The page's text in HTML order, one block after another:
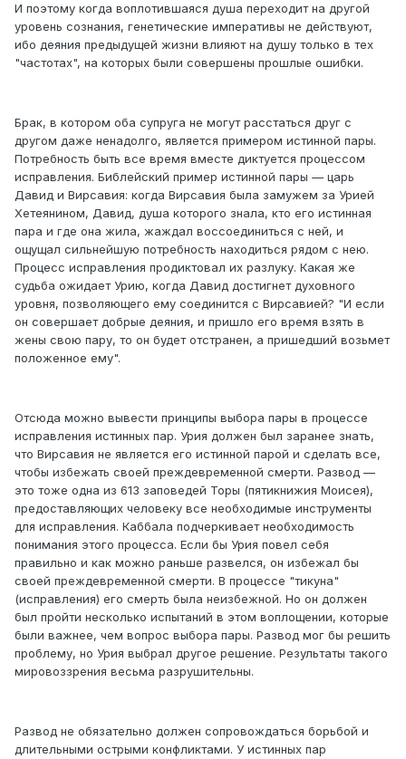
И поэтому когда воплотившаяся душа переходит на другой
уровень сознания, генетические императивы не действуют,
ибо деяния предыдущей жизни влияют на душу только в тех
"частотах", на которых были совершены прошлые ошибки.
Брак, в котором оба супруга не могут расстаться друг с
другом даже ненадолго, является примером истинной пары.
Потребность быть все время вместе диктуется процессом
исправления. Библейский пример истинной пары — царь
Давид и Вирсавия: когда Вирсавия была замужем за Урией
Хетеянином, Давид, душа которого знала, кто его истинная
пара и где она жила, жаждал воссоединиться с ней, и
ощущал сильнейшую потребность находиться рядом с нею.
Процесс исправления продиктовал их разлуку. Какая же
судьба ожидает Урию, когда Давид достигнет духовного
уровня, позволяющего ему соединится с Вирсавией? "И если
он совершает добрые деяния, и пришло его время взять в
жены свою пару, то он будет отстранен, а пришедший возьмет
положенное ему".
Отсюда можно вывести принципы выбора пары в процессе
исправления истинных пар. Урия должен был заранее знать,
что Вирсавия не является его истинной парой и сделать все,
чтобы избежать своей преждевременной смерти. Развод —
это тоже одна из 613 заповедей Торы (пятикнижия Моисея),
предоставляющих человеку все необходимые инструменты
для исправления. Каббала подчеркивает необходимость
понимания этого процесса. Если бы Урия повел себя
правильно и как можно раньше развелся, он избежал бы
своей преждевременной смерти. В процессе "тикуна"
(исправления) его смерть была неизбежной. Но он должен
был пройти несколько испытаний в этом воплощении, которые
были важнее, чем вопрос выбора пары. Развод мог бы решить
проблему, но Урия выбрал другое решение. Результаты такого
мировоззрения весьма разрушительны.
Развод не обязательно должен сопровождаться борьбой и
длительными острыми конфликтами. У истинных пар